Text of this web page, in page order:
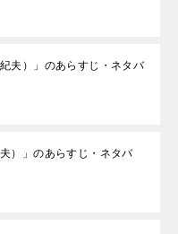
夫）」のあらすじ・ネタバ
）」のあらすじ・ネタバ